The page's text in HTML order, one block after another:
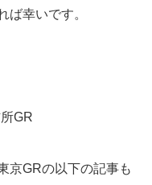
ば幸いです。
GR
京GRの以下の記事も